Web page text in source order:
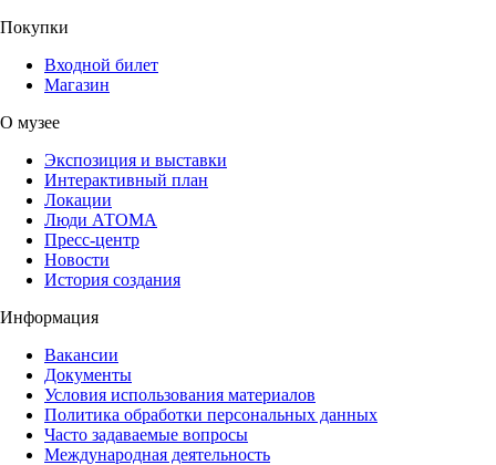
Покупки
Входной билет
Магазин
О музее
Экспозиция и выставки
Интерактивный план
Локации
Люди АТОМА
Пресс-центр
Новости
История создания
Информация
Вакансии
Документы
Условия использования материалов
Политика обработки персональных данных
Часто задаваемые вопросы
Международная деятельность